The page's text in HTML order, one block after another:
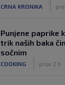
CRNA KRONIKA
Punjene paprike
trik naših baka
sočnim
COOKING prije 2 h